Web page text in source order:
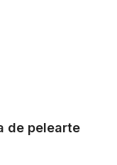
de pelearte